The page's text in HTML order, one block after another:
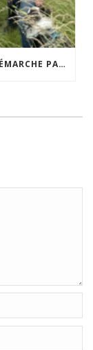
VISITE PARTAGÉE À WALCOURT : UNE DÉMARCHE PARTICIPATIVE ANIMÉE PAR ESPACE ENVIRONNEMENT